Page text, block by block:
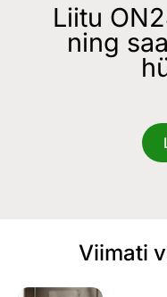
Liitu
ning
Viimati